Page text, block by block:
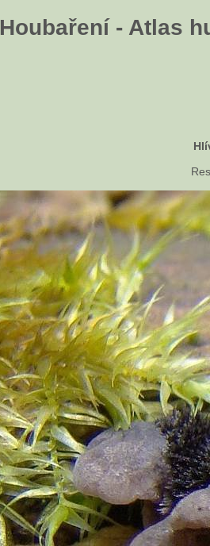
Houbaření - Atlas